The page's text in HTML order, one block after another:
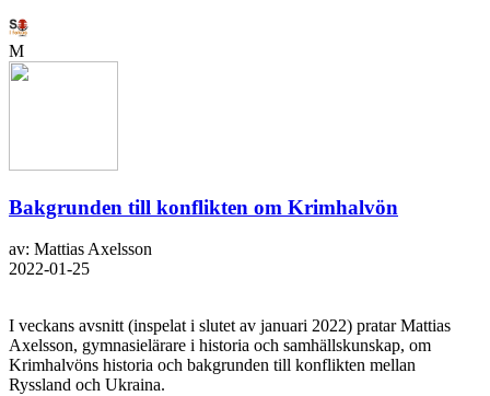
M
Bakgrunden till konflikten om Krimhalvön
av: Mattias Axelsson
2022-01-25
I veckans avsnitt (inspelat i slutet av januari 2022) pratar Mattias
Axelsson, gymnasielärare i historia och samhällskunskap, om
Krimhalvöns historia och bakgrunden till konflikten mellan
Ryssland och Ukraina.